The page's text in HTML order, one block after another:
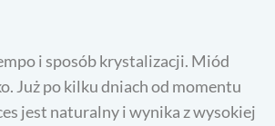
i sposób krystalizacji. Miód
Już po kilku dniach od momentu
jest naturalny i wynika z wysokiej